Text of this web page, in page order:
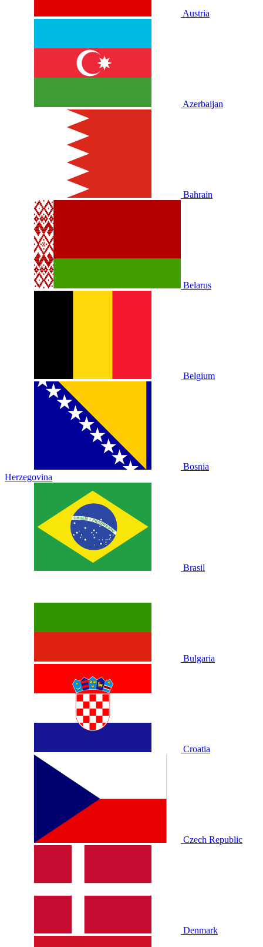
Austria
Azerbaijan
Bahrain
Belarus
Belgium
Bosnia
Herzegovina
Brasil
Bulgaria
Croatia
Czech Republic
Denmark